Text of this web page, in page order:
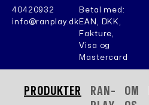
40420932
info@ranplay.dk
Betal med:
EAN, DKK,
Fakture,
Visa og
Mastercard
PRODUKTER
RAN-
OM